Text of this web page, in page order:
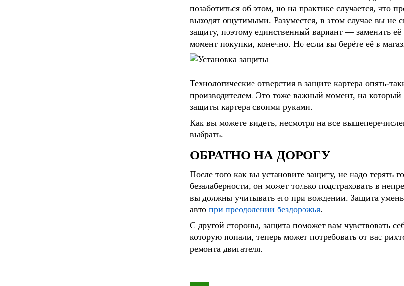
позаботиться об этом, но на практике случается,
выходят ощутимыми. Разумеется, в этом случае вы не
защиту, поэтому единственный вариант — заменить
момент покупки, конечно. Но если вы берёте её в
Технологические отверстия в защите картера опять-
производителем. Это тоже важный момент, на
защиты картера своими руками.
Как вы можете видеть, несмотря на все
выбрать.
ОБРАТНО НА ДОРОГУ
После того как вы установите защиту, не надо терять
безалаберности, он может только подстраховать в
вы должны учитывать его при вождении. Защита
авто при преодолении бездорожья.
С другой стороны, защита поможет вам чувствовать
которую попали, теперь может потребовать от вас
ремонта двигателя.